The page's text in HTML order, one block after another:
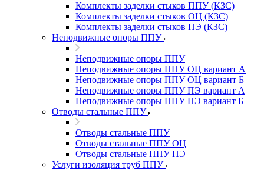
Комплекты заделки стыков ППУ (КЗС)
Комплекты заделки стыков ОЦ (КЗС)
Комплекты заделки стыков ПЭ (КЗС)
Неподвижные опоры ППУ
Неподвижные опоры ППУ
Неподвижные опоры ППУ ОЦ вариант А
Неподвижные опоры ППУ ОЦ вариант Б
Неподвижные опоры ППУ ПЭ вариант А
Неподвижные опоры ППУ ПЭ вариант Б
Отводы стальные ППУ
Отводы стальные ППУ
Отводы стальные ППУ ОЦ
Отводы стальные ППУ ПЭ
Услуги изоляция труб ППУ